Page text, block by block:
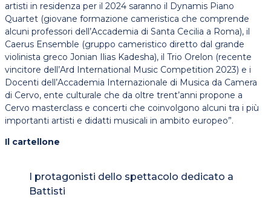
artisti in residenza per il 2024 saranno il Dynamis Piano
Quartet (giovane formazione cameristica che comprende
alcuni professori dell’Accademia di Santa Cecilia a Roma), il
Caerus Ensemble (gruppo cameristico diretto dal grande
violinista greco Jonian Ilias Kadesha), il Trio Orelon (recente
vincitore dell’Ard International Music Competition 2023) e i
Docenti dell’Accademia Internazionale di Musica da Camera
di Cervo, ente culturale che da oltre trent’anni propone a
Cervo masterclass e concerti che coinvolgono alcuni tra i più
importanti artisti e didatti musicali in ambito europeo”.
Il cartellone
I protagonisti dello spettacolo dedicato a
Battisti